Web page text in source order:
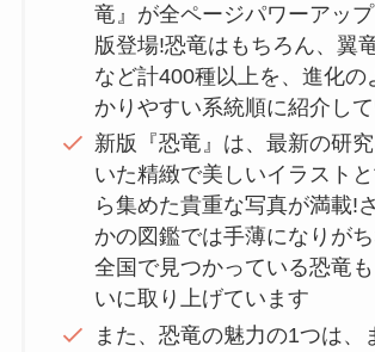
竜』が全ページパワーアッ
版登場!恐竜はもちろん、翼
など計400種以上を、進化の
かりやすい系統順に紹介し
新版『恐竜』は、最新の研
いた精緻で美しいイラスト
ら集めた貴重な写真が満載!
かの図鑑では手薄になりが
全国で見つかっている恐竜
いに取り上げています
また、恐竜の魅力の1つは、